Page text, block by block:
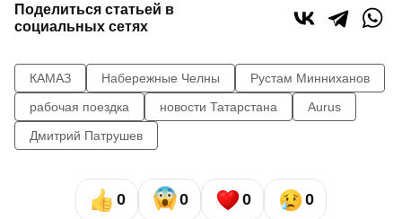
Поделиться статьей в
социальных сетях
КАМАЗ Набережные Челны
Рустам Минниханов
рабочая поездка
новости Татарстана
Aurus
Дмитрий Патрушев
0 0 0 0